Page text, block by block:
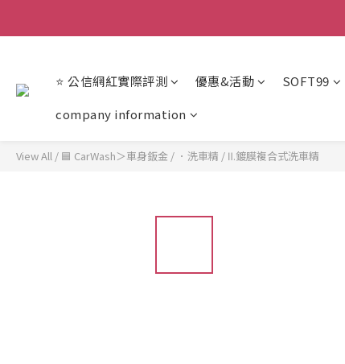
⭐ 公信網紅實際評測 優惠&活動 SOFT99
company information
View All / 🟦 CarWash＞車身鈑金 / ．洗車精 / Ⅱ.鍍膜複合式洗車精